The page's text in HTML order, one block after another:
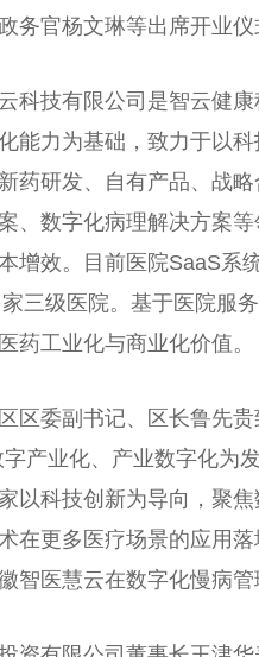
务官杨文琳等出席开业
科技有限公司是智云健
能力为基础，致力于以
药研发、自有产品、战
、数字化病理解决方案
增效。目前医院SaaS系
三级医院。基于医院服
药工业化与商业化价值。
区委副 书记、区长鲁先贵
字产业化、产业数字化为
以科技创新为导向，聚
在更多医疗场景的应用
智医慧云在数字化慢病